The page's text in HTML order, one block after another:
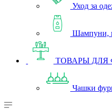
Уход за
Шампуни,
ТОВАРЫ ДЛЯ
Чашки